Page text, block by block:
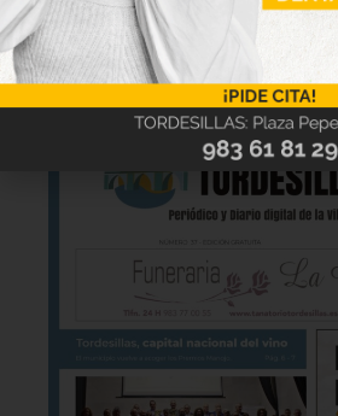
Hazte ya con la trigésimo
la revista Tordesillas al día.
imagen para verla online.